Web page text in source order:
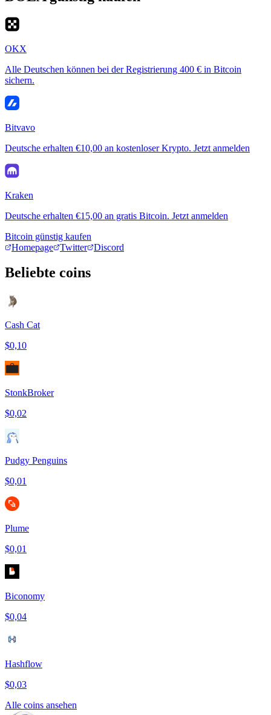
OKX
Alle Deutschen können bei der Registrierung 400 € in Bitcoin
sichern.
Bitvavo
Deutsche erhalten €10,00 an kostenloser Krypto. Jetzt anmelden
Kraken
Deutsche erhalten €15,00 an gratis Bitcoin. Jetzt anmelden
Bitcoin günstig kaufen
Homepage
Twitter Discord
Beliebte coins
Cash Cat
$0,10
StonkBroker
$0,02
Pudgy Penguins
$0,01
Plume
$0,01
Biconomy
$0,04
Hashflow
$0,03
Alle coins ansehen